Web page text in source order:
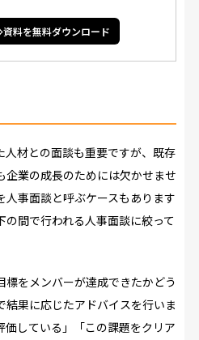
料を無料ダウンロード
材との面談も重要ですが、既存
業の成長のためには欠かせませ
人事面談と呼ぶケースもあります
間で行われる人事面談に絞って
標をメンバーが達成できたかどう
果に応じたアドバイスを行いま
している」「この課題をクリア